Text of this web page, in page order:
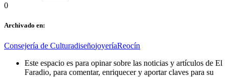
0
Archivado en:
Consejería de CulturadiseñojoyeríaReocín
Este espacio es para opinar sobre las noticias y artículos de El
Faradio, para comentar, enriquecer y aportar claves para su